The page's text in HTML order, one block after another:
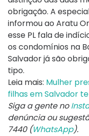
obrigação. A
informou ao Aratu
esse PL fala de
os condomínios na
Salvador já são
tipo.
Leia mais: Mulher
filhas em Salvador
Siga a gente no
denúncia ou
7440 (WhatsApp).